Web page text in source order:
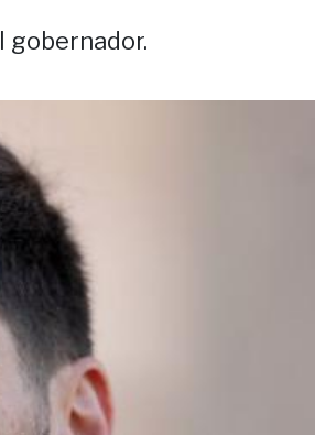
gobernador.